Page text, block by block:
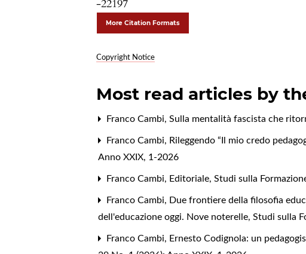
-22197
More Citation Formats
Copyright Notice
Most read articles by
Franco Cambi,Sulla mentalità fascista che
Franco Cambi, Rileggendo “Il mio credo
Anno XXIX, 1-2026
Franco Cambi, Editoriale,Studi sulla
Franco Cambi, Due frontiere della filosofia
dell'educazione oggi. Nove noterelle,Studi sulla
Franco Cambi, Ernesto Codignola: un